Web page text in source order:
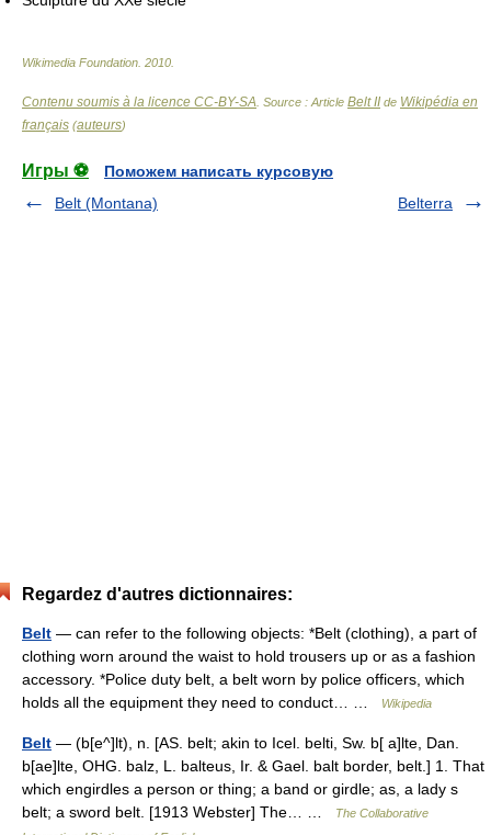
Wikimedia Foundation 2010
Contenu soumis à la licence CC-BY-SA . Source : Article Belt II de Wikipédia en
français (auteurs)
Игры ⚽
Поможем написать курсовую
Belt (Montana)
Belterra
Regardez d'autres dictionnaires:
Belt — can refer to the following objects: *Belt (clothing), a part of
clothing worn around the waist to hold trousers up or as a fashion
accessory. *Police duty belt, a belt worn by police officers, which
holds all the equipment they need to conduct… …
Wikipedia
Belt — (b[e^]lt), n. [AS. belt; akin to Icel. belti, Sw. b[ a]lte, Dan.
b[ae]lte, OHG. balz, L. balteus, Ir. & Gael. balt border, belt.] 1. That
which engirdles a person or thing; a band or girdle; as, a lady s
belt; a sword belt. [1913 Webster] The… …
The Collaborative